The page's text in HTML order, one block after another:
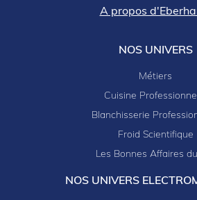
A propos
NOS UNIVERS
Métiers
Cuisine
Blanchisserie
Froid Scientifique
Les Bonnes Affaires
NOS UNIVERS